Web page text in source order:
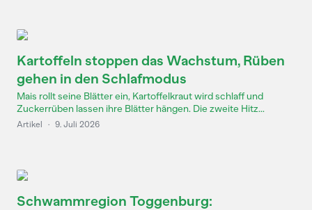
Kartoffeln stoppen das Wachstum, Rüben
gehen in den Schlafmodus
Mais rollt seine Blätter ein, Kartoffelkraut wird schlaff und
Zuckerrüben lassen ihre Blätter hängen. Die zweite Hitz...
Artikel · 9. Juli 2026
Schwammregion Toggenburg: